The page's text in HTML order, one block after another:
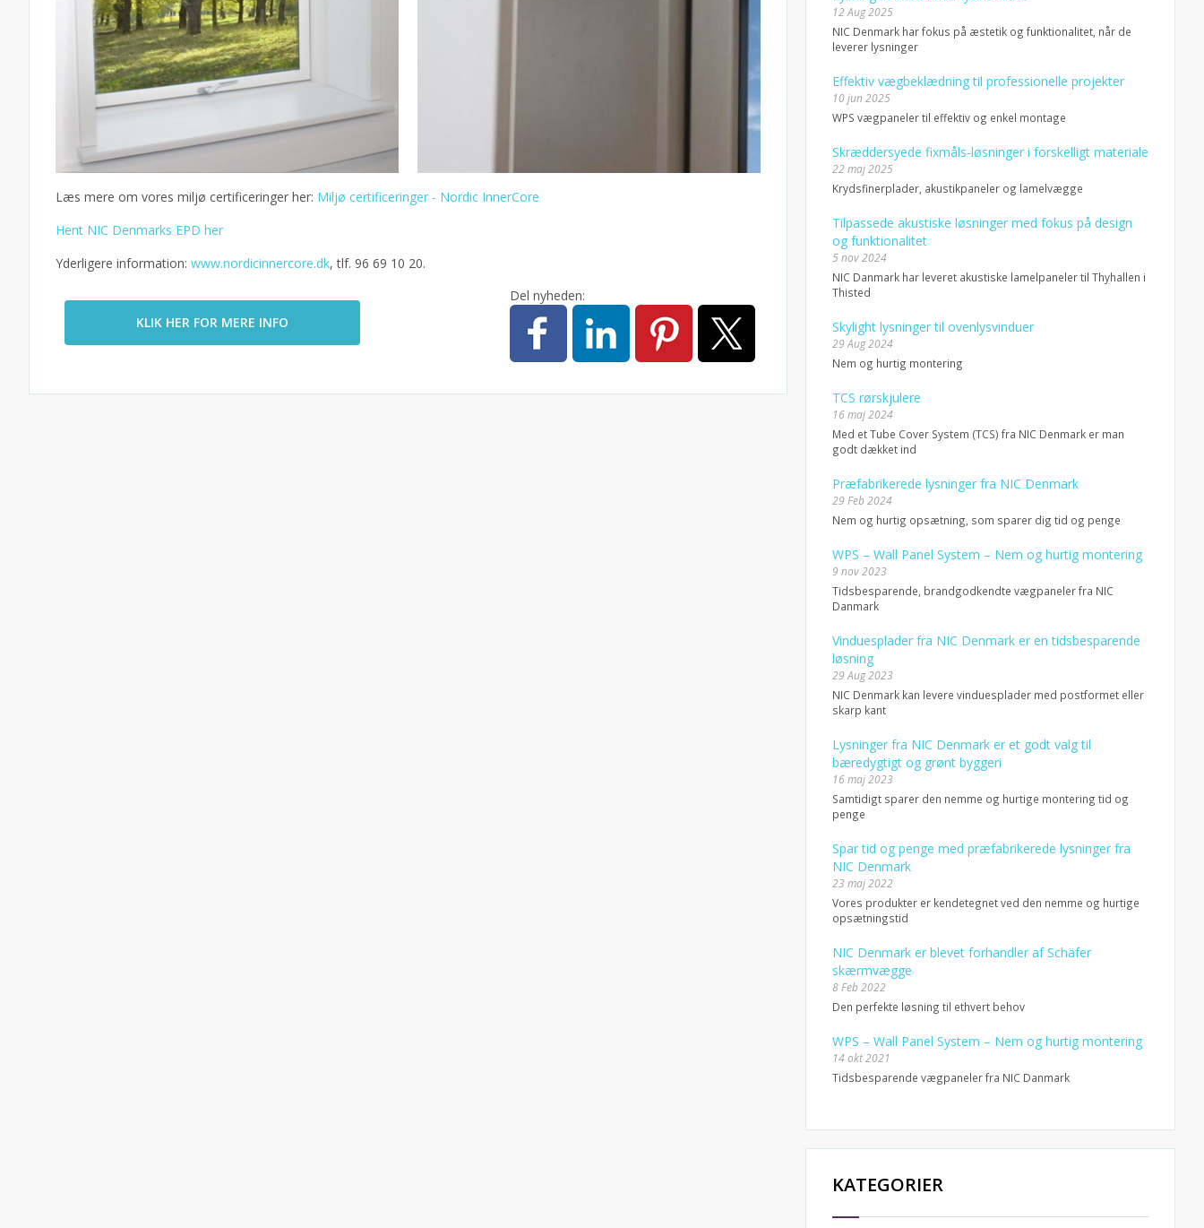
Læs mere om vores miljø certificeringer her: Miljø certificeringer - Nordic InnerCore
Hent NIC Denmarks EPD her
Yderligere information: www.nordicinnercore.dk, tlf. 96 69 10 20.
KLIK HER FOR MERE INFO
Del nyheden:
12 Aug 2025
NIC Denmark har fokus på æstetik og funktionalitet, når de
leverer lysninger
Effektiv vægbeklædning til professionelle projekter
10 jun 2025
WPS vægpaneler til effektiv og enkel montage
Skræddersyede fixmåls-løsninger i forskelligt materiale
22 maj 2025
Krydsfinerplader, akustikpaneler og lamelvægge
Tilpassede akustiske løsninger med fokus på design
og funktionalitet
5 nov 2024
NIC Danmark har leveret akustiske lamelpaneler til Thyhallen i
Thisted
Skylight lysninger til ovenlysvinduer
29 Aug 2024
Nem og hurtig montering
TCS rørskjulere
16 maj 2024
Med et Tube Cover System (TCS) fra NIC Denmark er man
godt dækket ind
Præfabrikerede lysninger fra NIC Denmark
29 Feb 2024
Nem og hurtig opsætning, som sparer dig tid og penge
WPS – Wall Panel System – Nem og hurtig montering
9 nov 2023
Tidsbesparende, brandgodkendte vægpaneler fra NIC
Danmark
Vinduesplader fra NIC Denmark er en tidsbesparende
løsning
29 Aug 2023
NIC Denmark kan levere vinduesplader med postformet eller
skarp kant
Lysninger fra NIC Denmark er et godt valg til
bæredygtigt og grønt byggeri
16 maj 2023
Samtidigt sparer den nemme og hurtige montering tid og
penge
Spar tid og penge med præfabrikerede lysninger fra
NIC Denmark
23 maj 2022
Vores produkter er kendetegnet ved den nemme og hurtige
opsætningstid
NIC Denmark er blevet forhandler af Schäfer
skærmvægge
8 Feb 2022
Den perfekte løsning til ethvert behov
WPS – Wall Panel System – Nem og hurtig montering
14 okt 2021
Tidsbesparende vægpaneler fra NIC Danmark
KATEGORIER